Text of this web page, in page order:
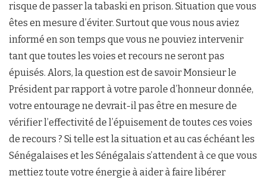
risque de passer la tabaski en prison. Situation que vous
êtes en mesure d’éviter. Surtout que vous nous aviez
informé en son temps que vous ne pouviez intervenir
tant que toutes les voies et recours ne seront pas
épuisés. Alors, la question est de savoir Monsieur le
Président par rapport à votre parole d’honneur donnée,
votre entourage ne devrait-il pas être en mesure de
vérifier l’effectivité de l’épuisement de toutes ces voies
de recours ? Si telle est la situation et au cas échéant les
Sénégalaises et les Sénégalais s’attendent à ce que vous
mettiez toute votre énergie à aider à faire libérer